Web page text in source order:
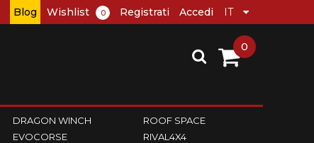
Blog Wishlist 0 Registrati Accedi
DRAGON WINCH
EVOCORSE
ROOF SPACE
RIVAL4X4
0